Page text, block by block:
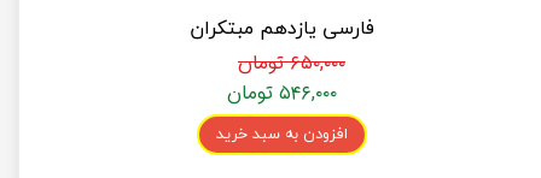
فارسی یازدهم مبتکران
۶۵۰,۰۰۰ تومان
۵۴۶,۰۰۰ تومان
افزودن به سبد خرید